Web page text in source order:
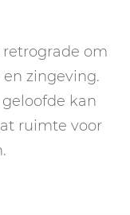
om
zingeving.
kan
ruimte voor